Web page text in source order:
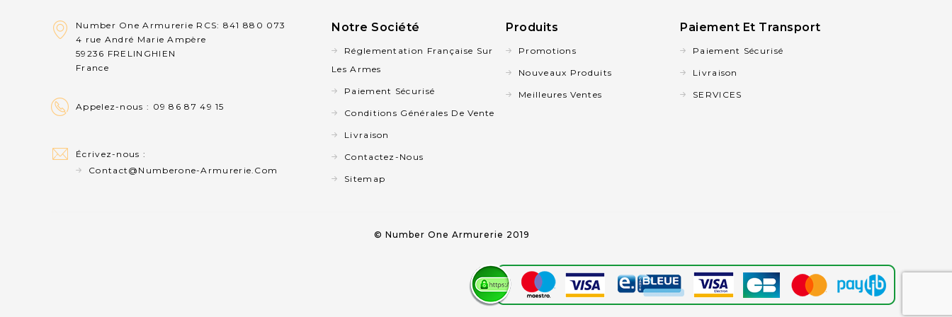
Number One Armurerie RCS: 841 880 073
4 rue André Marie Ampère
59236 FRELINGHIEN
France
Appelez-nous : 09 86 87 49 15
Écrivez-nous :
Contact@numberone-Armurerie.com
Notre Société
Réglementation Française Sur
Les Armes
Paiement Sécurisé
Conditions Générales De Vente
Livraison
Contactez-Nous
Sitemap
Produits
Promotions
Nouveaux Produits
Meilleures Ventes
Paiement Et Transport
Paiement Sécurisé
Livraison
SERVICES
© Number One Armurerie 2019